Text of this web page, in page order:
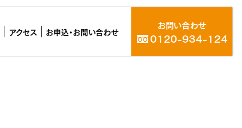
アクセス お申込・お問い合わせ
お問い合わせ
0120-934-124